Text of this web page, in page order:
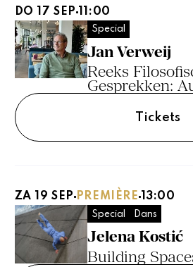
Jan Verweij
Reeks
Gesprekken:
Special
Tickets
DO 17 SEP 11:00
Jelena Kostić
Building
Special Dans
ZA 19 SEP PREMIÈRE 13:00